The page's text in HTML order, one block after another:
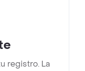
registro. La